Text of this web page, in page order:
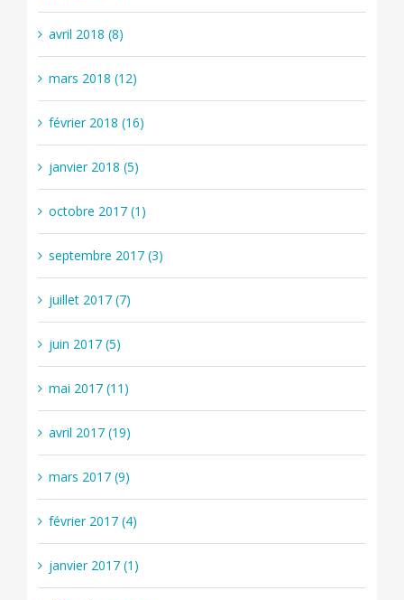
avril 2018 (8)
mars 2018 (12)
février 2018 (16)
janvier 2018 (5)
octobre 2017 (1)
septembre 2017 (3)
juillet 2017 (7)
juin 2017 (5)
mai 2017 (11)
avril 2017 (19)
mars 2017 (9)
février 2017 (4)
janvier 2017 (1)